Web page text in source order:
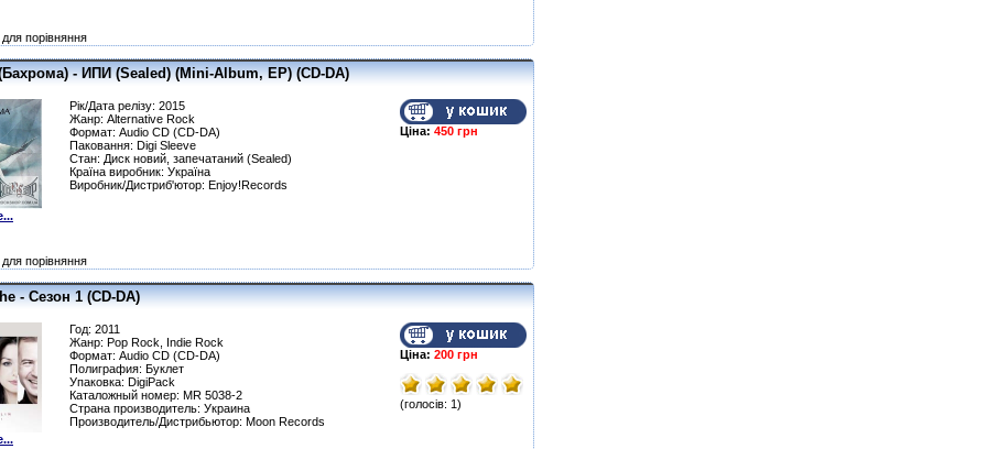
порівняння
- ИПИ (Sealed) (Mini-Album, EP) (CD-DA)
Ціна: 450 грн
Рік/Дата релізу: 2015
Жанр: Alternative Rock
Формат: Audio CD (CD-DA)
Паковання: Digi Sleeve
Стан: Диск новий, запечатаний (Sealed)
Країна виробник: Україна
Виробник/Дистриб'ютор: Enjoy!Records
порівняння
- Сезон 1 (CD-DA)
Ціна: 200 грн
(голосів: 1)
Год: 2011
Жанр: Pop Rock, Indie Rock
Формат: Audio CD (CD-DA)
Полиграфия: Буклет
Упаковка: DigiPack
Каталожный номер: MR 5038-2
Страна производитель: Украина
Производитель/Дистрибьютор: Moon Records